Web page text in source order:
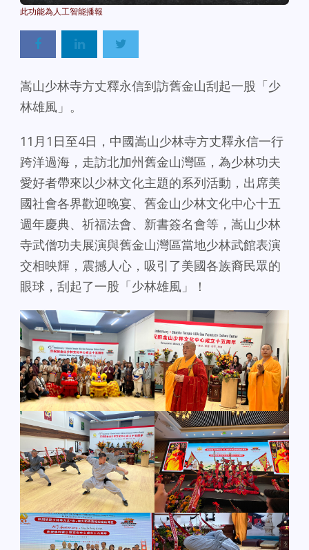
嵩山少林寺方丈釋永信到訪舊金山刮起一股「少
林雄風」。
11月1日至4日，中國嵩山少林寺方丈釋永信一行
跨洋過海，走訪北加州舊金山灣區，為少林功夫
愛好者帶來以少林文化主題的系列活動，出席美
國社會各界歡迎晚宴、舊金山少林文化中心十五
週年慶典、祈福法會、新書簽名會等，嵩山少林
寺武僧功夫展演與舊金山灣區當地少林武館表演
交相映輝，震撼人心，吸引了美國各族裔民眾的
眼球，刮起了一股「少林雄風」！